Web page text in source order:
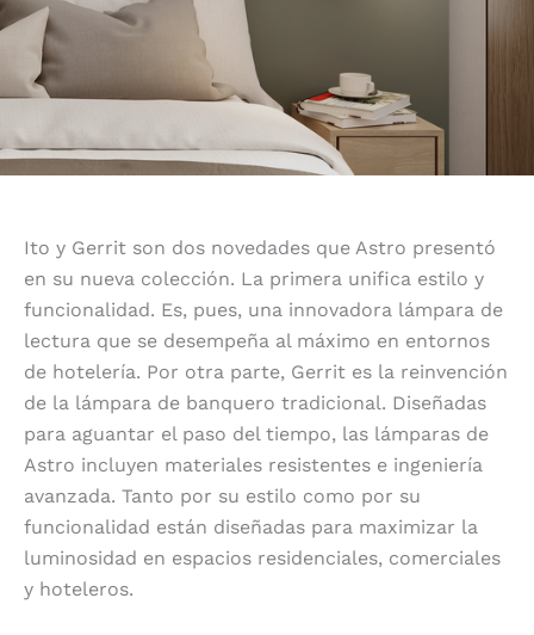
Ito y Gerrit son dos novedades que Astro presentó
en su nueva colección. La primera unifica estilo y
funcionalidad. Es, pues, una innovadora lámpara de
lectura que se desempeña al máximo en entornos
de hotelería. Por otra parte, Gerrit es la reinvención
de la lámpara de banquero tradicional. Diseñadas
para aguantar el paso del tiempo, las lámparas de
Astro incluyen materiales resistentes e ingeniería
avanzada. Tanto por su estilo como por su
funcionalidad están diseñadas para maximizar la
luminosidad en espacios residenciales, comerciales
y hoteleros.